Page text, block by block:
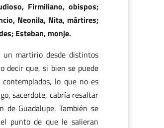
Firmiliano, obispos;
Neonila, Nita, mártires;
Esteban, monje.
un martirio desde distintos
decir que, si bien se puede
lo que no es
sacerdote, cabría resaltar
Guadalupe. También se
punto de que le salieran